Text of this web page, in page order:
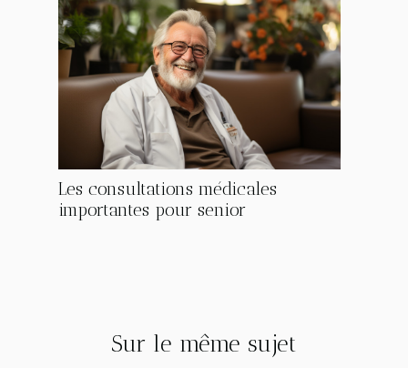
Les consultations médicales
importantes pour senior
Sur le même sujet